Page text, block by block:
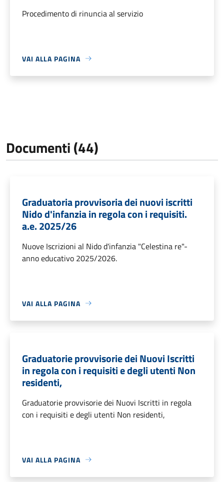
Procedimento di rinuncia al servizio
VAI ALLA PAGINA
Documenti (44)
Graduatoria provvisoria dei nuovi iscritti
Nido d'infanzia in regola con i requisiti.
a.e. 2025/26
Nuove Iscrizioni al Nido d'infanzia "Celestina re"-
anno educativo 2025/2026.
VAI ALLA PAGINA
Graduatorie provvisorie dei Nuovi Iscritti
in regola con i requisiti e degli utenti Non
residenti,
Graduatorie provvisorie dei Nuovi Iscritti in regola
con i requisiti e degli utenti Non residenti,
VAI ALLA PAGINA